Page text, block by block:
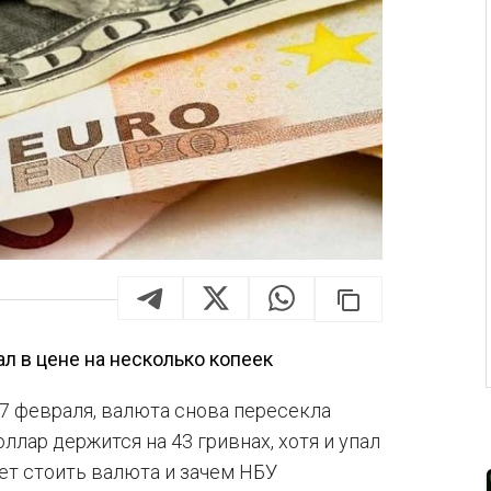
в цене на несколько копеек
февраля, валюта снова пересекла
держится на 43 гривнах, хотя и упал
стоить валюта и зачем НБУ